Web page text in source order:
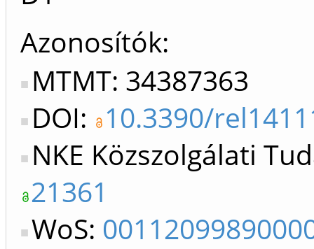
Azonosítók
MTMT: 34387363
DOI: 10.3390/
NKE Közszolgálati
21361
WoS: